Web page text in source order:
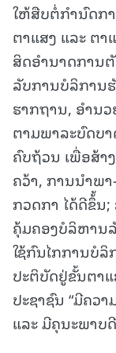
ໃຫ້ສືບຕໍ່ກໍານົດກ
ຕາແສງ ແລະ ຕາ
ສິດອໍານາດການ
ລັບການບໍລິການ
ຮາກຖານ, ອໍານ
ຕາມພາລະບົດບ
ຄົບຖ້ວນ ເພື່ອສ້າ
ຄວ້າ, ການນໍາພ
ກວດກາ ໄດ້ດີຂຶ້້
ຄຸ້ມຄອງບໍລິຫານ
ໃຊ້ກົນໄກການບໍ
ປະຕິບັດຢູ່ຂັ້ນຕາແ
ປະຊາຊົນ “ມີຄວ
ແລະ ມີຄຸນະພາບ